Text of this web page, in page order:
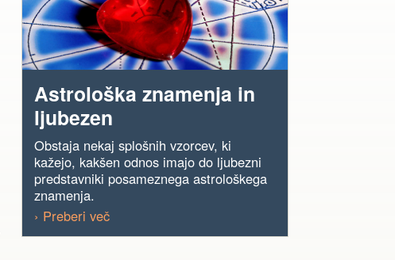
Astrološka znamenja in
ljubezen
Obstaja nekaj splošnih vzorcev, ki
kažejo, kakšen odnos imajo do ljubezni
predstavniki posameznega astrološkega
znamenja.
› Preberi več